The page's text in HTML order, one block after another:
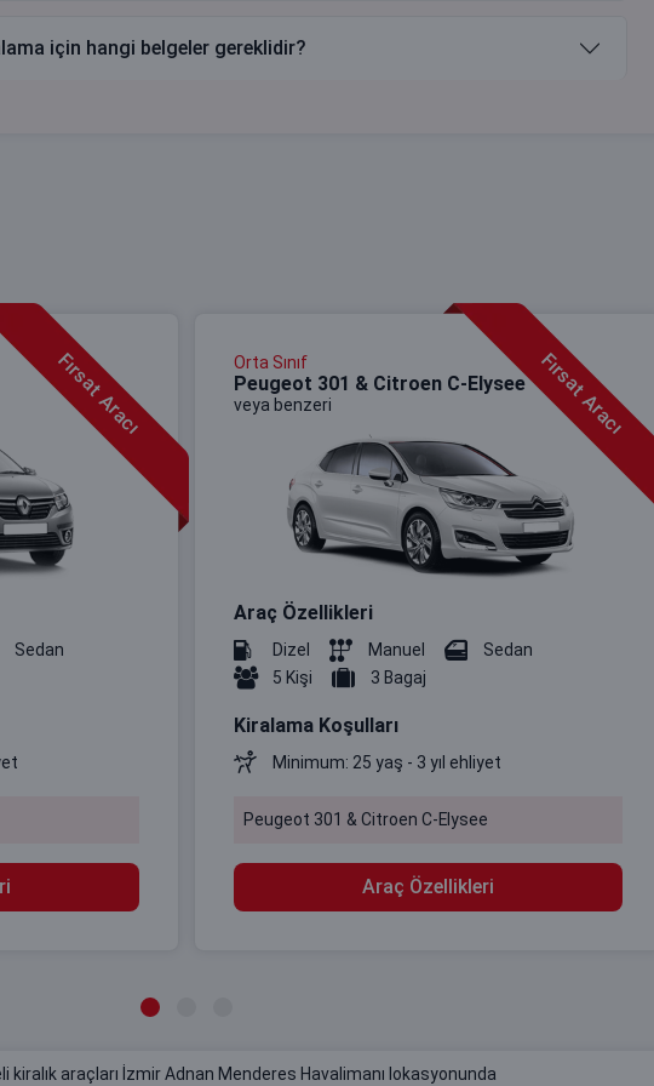
için hangi belgeler gereklidir?
Fırsat Aracı
Sedan
Fırsat Aracı
Orta Sınıf
Peugeot 301 & Citroen C-Elysee
veya benzeri
Araç Özellikleri
Dizel Manuel
Sedan
5 Kişi
3 Bagaj
Kiralama Koşulları
Minimum: 25 yaş - 3 yıl ehliyet
Peugeot 301 & Citroen C-Elysee
Araç Özellikleri
kiralık araçları İzmir Adnan Menderes Havalimanı lokasyonunda